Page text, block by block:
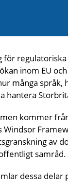
för
inom EU
många språk,
hantera
kommer
Windsor
av
samråd.
dessa